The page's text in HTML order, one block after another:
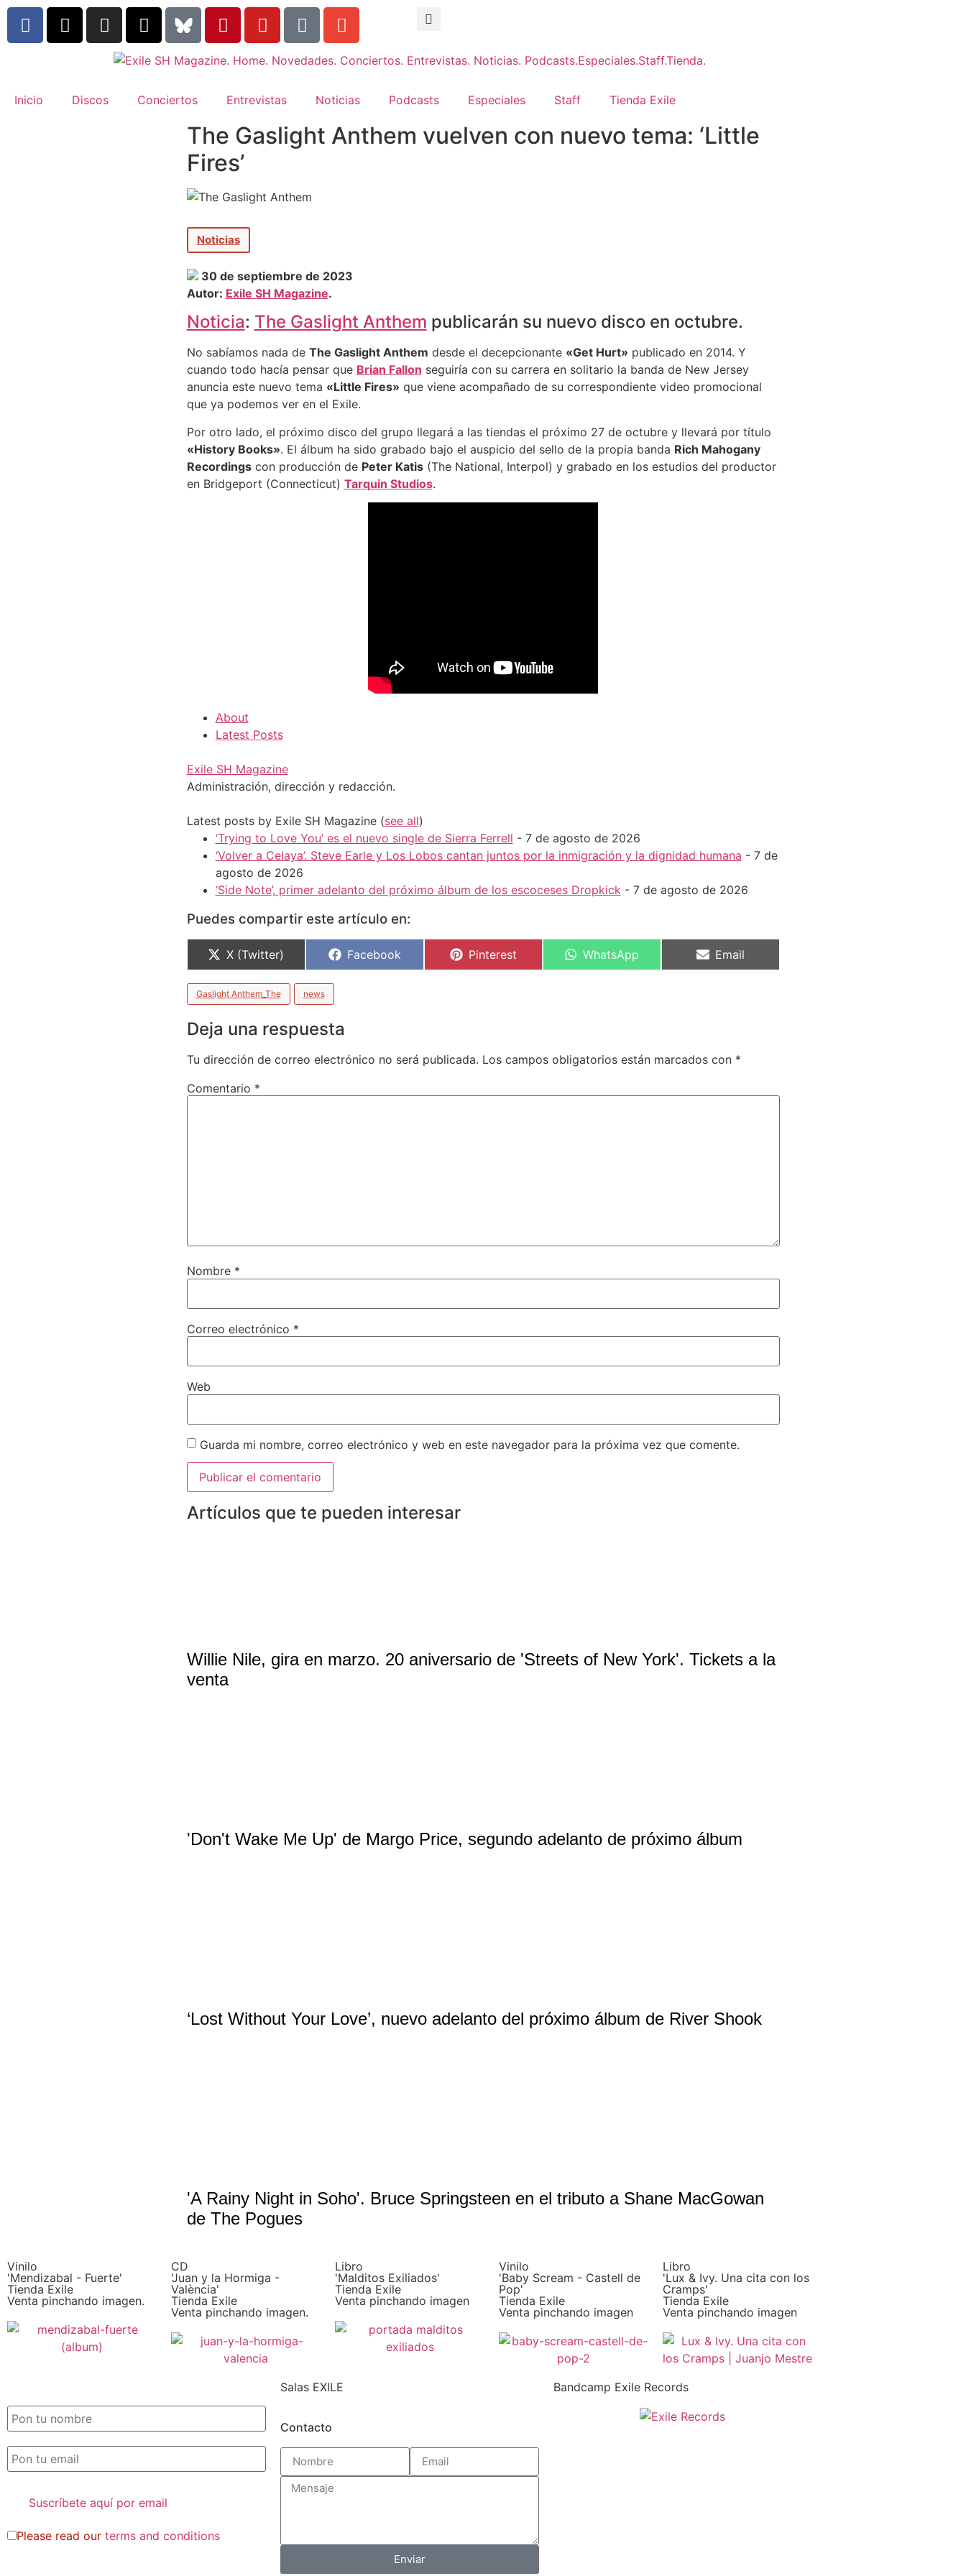
Inicio Discos Conciertos Entrevistas Noticias Podcasts Especiales Staff Tienda Exile
The Gaslight Anthem vuelven con nuevo tema: ‘Little
Fires’
Noticias
30 de septiembre de 2023
Autor: Exile SH Magazine.
Noticia: The Gaslight Anthem publicarán su nuevo disco en octubre.
No sabíamos nada de The Gaslight Anthem desde el decepcionante «Get Hurt» publicado en 2014. Y
cuando todo hacía pensar que Brian Fallon seguiría con su carrera en solitario la banda de New Jersey
anuncia este nuevo tema «Little Fires» que viene acompañado de su correspondiente video promocional
que ya podemos ver en el Exile.
Por otro lado, el próximo disco del grupo llegará a las tiendas el próximo 27 de octubre y llevará por título
«History Books». El álbum ha sido grabado bajo el auspicio del sello de la propia banda Rich Mahogany
Recordingscon producción de Peter Katis(The National, Interpol) y grabado en los estudios del productor
en Bridgeport (Connecticut) Tarquin Studios.
About
Latest Posts
Exile SH Magazine
Administración, dirección y redacción.
Latest posts by Exile SH Magazine (see all)
‘Trying to Love You’ es el nuevo single de Sierra Ferrell - 7 de agosto de 2026
‘Volver a Celaya’. Steve Earle y Los Lobos cantan juntos por la inmigración y la dignidad humana - 7 de
agosto de 2026
‘Side Note’, primer adelanto del próximo álbum de los escoceses Dropkick - 7 de agosto de 2026
Puedes compartir este artículo en:
X (Twitter) Facebook Pinterest WhatsApp Email
Gaslight Anthem_The news
Deja una respuesta
Tu dirección de correo electrónico no será publicada. Los campos obligatorios están marcados con *
Comentario *
Nombre *
Correo electrónico *
Web
Guarda mi nombre, correo electrónico y web en este navegador para la próxima vez que comente.
Artículos que te pueden interesar
Willie Nile, gira en marzo. 20 aniversario de 'Streets of New York'. Tickets a la
venta
'Don't Wake Me Up' de Margo Price, segundo adelanto de próximo álbum
‘Lost Without Your Love’, nuevo adelanto del próximo álbum de River Shook
'A Rainy Night in Soho'. Bruce Springsteen en el tributo a Shane MacGowan
de The Pogues
Vinilo
'Mendizabal - Fuerte'
Tienda Exile
Venta pinchando imagen.
CD
'Juan y la Hormiga -
València'
Tienda Exile
Venta pinchando imagen.
Libro
'Malditos Exiliados'
Tienda Exile
Venta pinchando imagen
Vinilo
'Baby Scream - Castell de
Pop'
Tienda Exile
Venta pinchando imagen
Libro
'Lux & Ivy. Una cita con los
Cramps'
Tienda Exile
Venta pinchando imagen
Please read our terms and conditions
Salas EXILE
Contacto
Enviar
Bandcamp Exile Records